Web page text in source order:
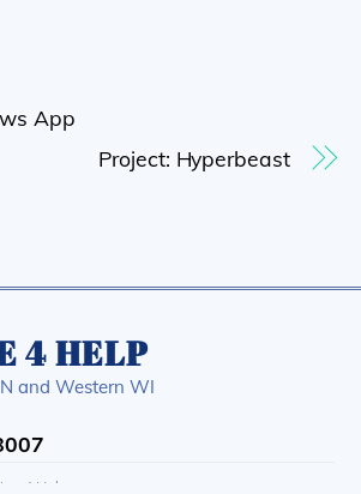
App
Project: Hyperbeast
4 HELP
and Western WI
4 Help.